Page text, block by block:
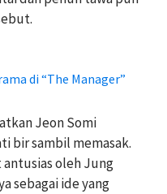
di “The Manager”
Jeon Somi
bir sambil memasak.
oleh Jung
sebagai ide yang